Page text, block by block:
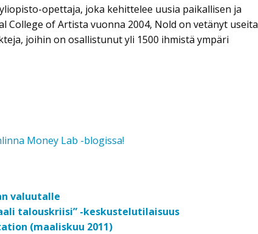
opettaja, joka kehittelee uusia paikallisen ja
College of Artista vuonna 2004, Nold on vetänyt useita
joihin on osallistunut yli 1500 ihmistä ympäri
Money Lab -blogissa!
valuutalle
talouskriisi” -keskustelutilaisuus
(maaliskuu 2011)